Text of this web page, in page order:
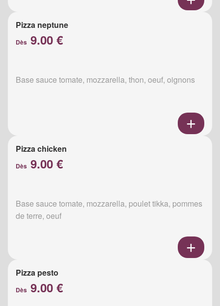
Pizza neptune
Dès 9.00 €
Base sauce tomate, mozzarella, thon, oeuf, oignons
Pizza chicken
Dès 9.00 €
Base sauce tomate, mozzarella, poulet tikka, pommes
de terre, oeuf
Pizza pesto
Dès 9.00 €